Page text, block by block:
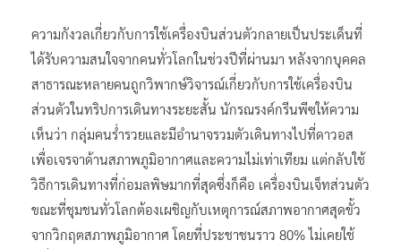
ความกังวลเกี่ยวกับการใช้เครื่องบินส่วนตัวกลายเป็นประเด็นที่
ได้รับความสนใจจากคนทั่วโลกในช่วงปีที่ผ่านมา หลังจากบุคคล
สาธารณะหลายคนถูกวิพากษ์วิจารณ์เกี่ยวกับการใช้เครื่องบิน
ส่วนตัวในทริปการเดินทางระยะสั้น นักรณรงค์กรีนพีซให้ความ
เห็นว่า กลุ่มคนร่ำรวยและมีอำนาจรวมตัวเดินทางไปที่ดาวอส
เพื่อเจรจาด้านสภาพภูมิอากาศและความไม่เท่าเทียม แต่กลับใช้
วิธีการเดินทางที่ก่อมลพิษมากที่สุดซึ่งก็คือ เครื่องบินเจ็ทส่วนตัว
ขณะที่ชุมชนทั่วโลกต้องเผชิญกับเหตุการณ์สภาพอากาศสุดขั้ว
จากวิกฤตสภาพภูมิอากาศ โดยที่ประชาชนราว 80% ไม่เคยใช้